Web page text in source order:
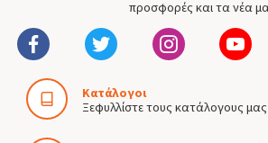
προσφορές και τα νέα
Κατάλογοι
Ξεφυλλίστε τους κατάλογους μας